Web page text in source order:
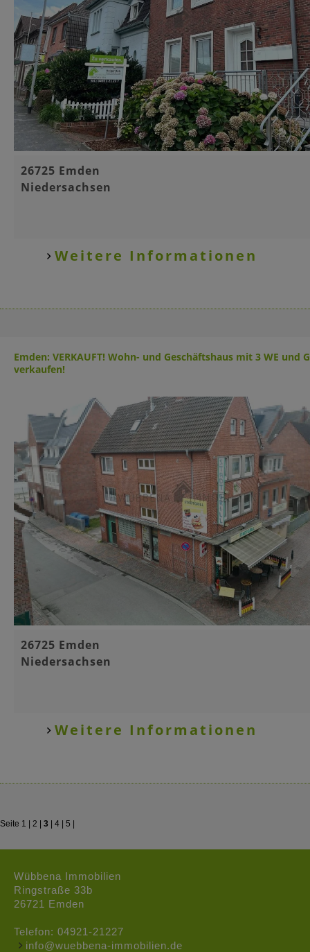
Basisinformationen
26725 Emden
Niedersachsen
Weitere Informationen
Emden: VERKAUFT! Wohn- und Geschäftshaus mit 3 WE
verkaufen!
Basisinformationen
26725 Emden
Niedersachsen
Weitere Informationen
Seite 1 2 3 4 5
Wübbena Immobilien
Ringstraße 33b
26721 Emden
Telefon: 04921-21227
info@wuebbena-immobilien.de